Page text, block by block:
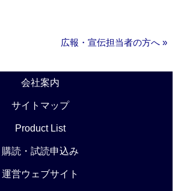
広報・宣伝担当者の方へ »
会社案内
サイトマップ
Product List
購読・試読申込み
運営ウェブサイト